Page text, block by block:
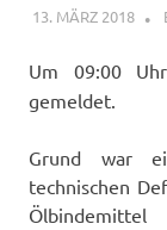
13. MÄRZ 2018
Um 09:00
gemeldet.
Grund war
technischen